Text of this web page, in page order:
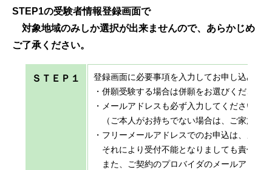
STEP1の受験者情報登録画面で
対象地域のみしか選択が出来ませんので、あらかじめ
ご了承ください。
ＳＴＥＰ１
登録画面に必要事項を入力してお申し込みく
・併願受験する場合は併願をお選びください。
・メールアドレスも必ず入力してください。
（ご本人がお持ちでない場合は、ご家族な
・フリーメールアドレスでのお申込は、メー
それにより受付不能となりましても責任は
また、ご契約のプロバイダのメールアドレ